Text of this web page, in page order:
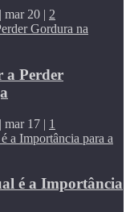
| mar 20 | 2
a Perder
| mar 17 | 1
é a Importância